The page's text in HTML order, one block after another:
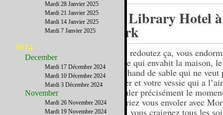
Le Library Hotel
York
Vous redoutez ça, vous
calme qui envahit la maison, le
marchand de sable qui ne veut
passer et votre vessie qui a
calculer précisément le
pourriez vous envoler avec
Bref, vous craignez tous les
Mardi 28 Janvier 2025
Mardi 21 Janvier 2025
Mardi 14 Janvier 2025
Mardi 7 Janvier 2025
2024
December
Mardi 17 Décembre 2024
Mardi 10 Décembre 2024
Mardi 3 Décembre 2024
November
Mardi 26 Novembre 2024
Mardi 19 Novembre 2024